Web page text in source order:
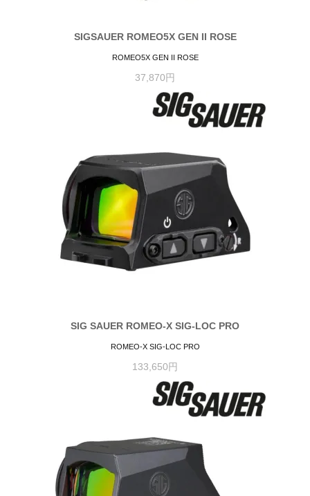
SIGSAUER ROMEO5X GEN II ROSE
ROMEO5X GEN II ROSE
37,870円
SIG SAUER ROMEO-X SIG-LOC PRO
ROMEO-X SIG-LOC PRO
133,650円